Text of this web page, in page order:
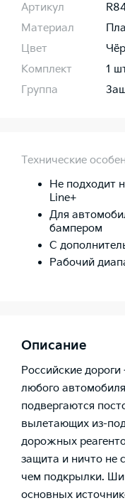
Артикул
Материал
Цвет
Комплект
1
Группа
Технические
Не подходит
Line+
Для
бампером
С
Рабочий
Описание
Российские
любого
подвергаются
вылетающих из-
дорожных
защита и ничто не
чем подкрылки.
основных